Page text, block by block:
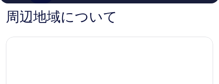
Kuala
Lumpur
1,010
件
の
口
の
周辺地域について